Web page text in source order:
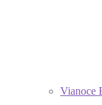
Vianoce